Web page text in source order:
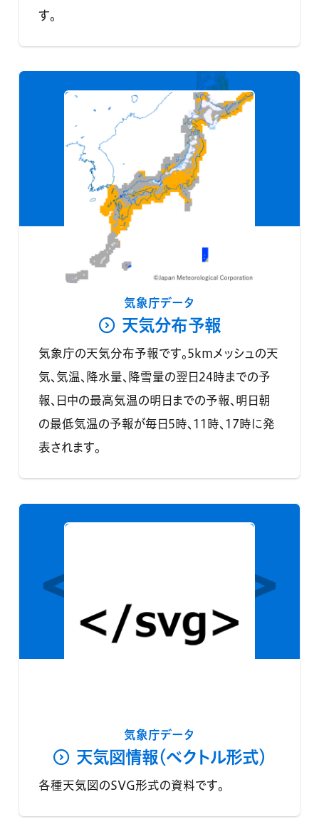
す。
気象庁データ
天気分布予報
気象庁の天気分布予報です。5kmメッシュの天
気、気温、降水量、降雪量の翌日24時までの予
報、日中の最高気温の明日までの予報、明日朝
の最低気温の予報が毎日5時、11時、17時に発
表されます。
気象庁データ
天気図情報（ベクトル形式）
各種天気図のSVG形式の資料です。